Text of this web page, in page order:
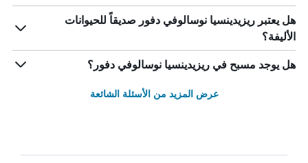
هل يعتبر ريزيدينسيا نوسالوفي دفور صديقاً للحيوانات
الأليفة؟
هل يوجد مسبح في ريزيدينسيا نوسالوفي دفور؟
عرض المزيد من الأسئلة الشائعة